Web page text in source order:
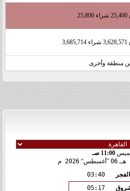
منطقة وأخرى
11:00 صـ
06 أغسطس 2026 م
الفجر
03:40
05:17